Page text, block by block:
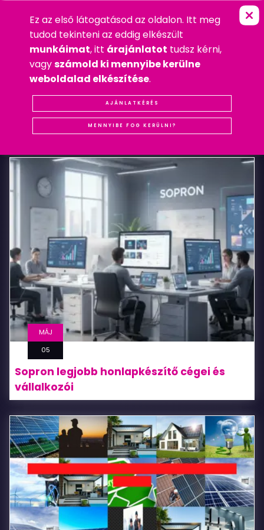
RENDOPT IK SOPR FŐOLDAL
MOBIL
2020. DECEMBER 4. PÉNTEK
MOBIL
,
WEBDESIGN
#REFERENCIA
#SOPRON
KAPCSOLÓDÓBEJEGYZÉSEK
MÁJ
05
Sopron legjobb honlapkészítő cégei és
vállalkozói
Ez az első látogatásod az oldalon. Itt meg
tudod tekinteni az eddig elkészült
munkáimat, itt árajánlatot tudsz kérni,
vagyszámold ki mennyibe kerülne
weboldalad elkészítése.
AJÁNLATKÉRÉS
MENNYIBE FOG KERÜLNI?